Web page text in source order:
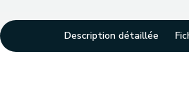
Description détaillée